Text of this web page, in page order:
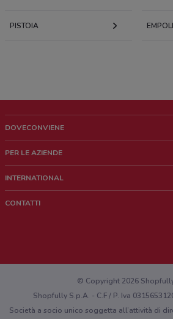
PISTOIA EMPOLI
DOVECONVIENE
Chi siamo
Lavora con noi
PER LE AZIENDE
Richieste commerciali e marketing
INTERNATIONAL
CONTATTI
Hai un malfunzionamento sul web o sull'app?
© Copyright 2026
Shopfully S.p.A. - C.F / P. Iva
Società a socio unico soggetta all’attività di